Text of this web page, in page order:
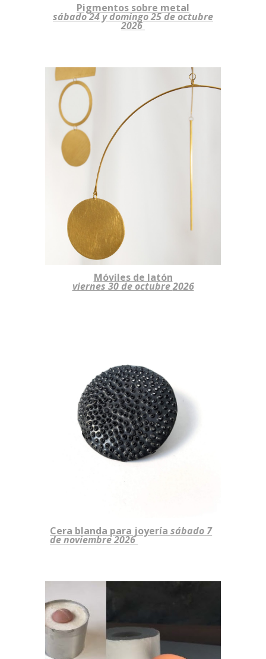
Pigmentos sobre metal
sábado24 y domingo25de octubre
2026
Móviles de latón
viernes 30 de octubre2026
Cera blanda para joyeríasábado 7
de noviembre2026